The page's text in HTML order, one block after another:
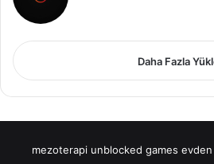
Daha Fazla
mezoterapi unblocked games